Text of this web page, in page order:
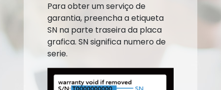
Para obter um serviço de
garantia, preencha a etiqueta
SN na parte traseira da placa
grafica. SN significa numero de
serie.